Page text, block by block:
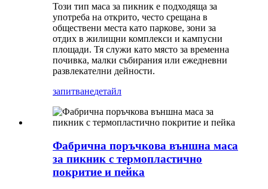
Този тип маса за пикник е подходяща за
употреба на открито, често срещана в
обществени места като паркове, зони за
отдих в жилищни комплекси и кампусни
площади. Тя служи като място за временна
почивка, малки събирания или ежедневни
развлекателни дейности.
запитванедетайл
Фабрична поръчкова външна маса
за пикник с термопластично
покритие и пейка